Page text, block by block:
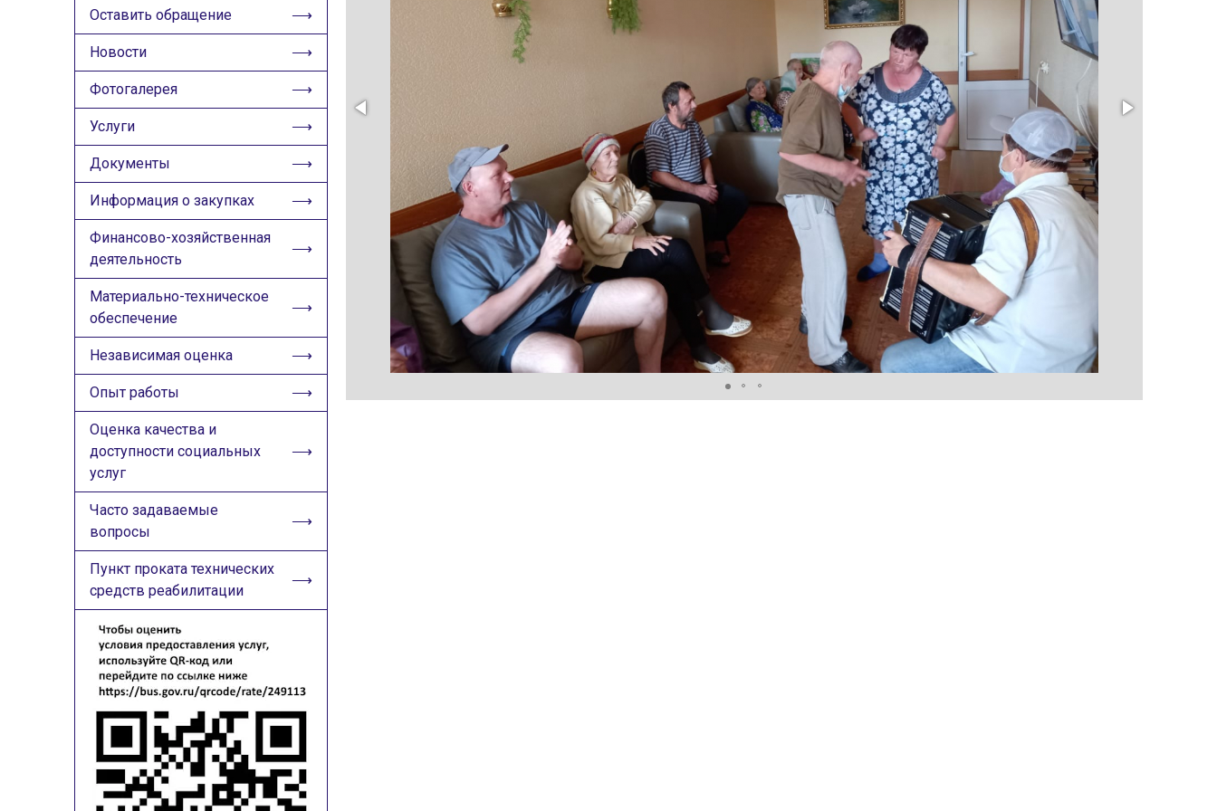
ИЗОБРАЖЕНИЯ
🔊 Включить озвучивание
Настройки по умолчанию
Настройки по умолчанию
Оставить обращение
Новости
Фотогалерея
Услуги
Документы
Информация о закупках
Финансово-хозяйственная
деятельность
Материально-техническое
обеспечение
Независимая оценка
Опыт работы
Оценка качества и
доступности социальных
услуг
Часто задаваемые
вопросы
Пункт проката технических
средств реабилитации